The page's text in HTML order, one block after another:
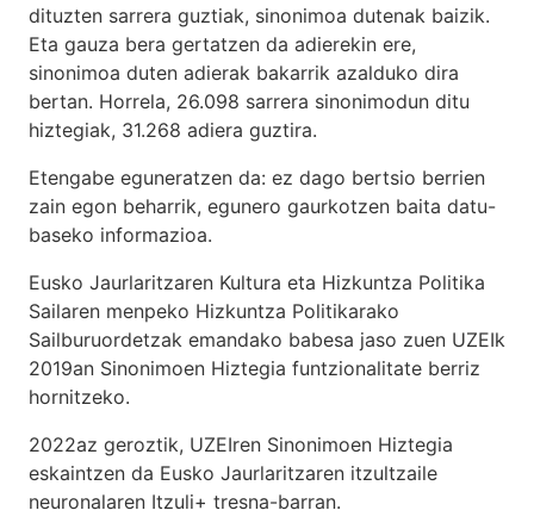
dituzten sarrera guztiak, sinonimoa dutenak baizik.
Eta gauza bera gertatzen da adierekin ere,
sinonimoa duten adierak bakarrik azalduko dira
bertan. Horrela, 26.098 sarrera sinonimodun ditu
hiztegiak, 31.268 adiera guztira.
Etengabe eguneratzen da: ez dago bertsio berrien
zain egon beharrik, egunero gaurkotzen baita datu-
baseko informazioa.
Eusko Jaurlaritzaren Kultura eta Hizkuntza Politika
Sailaren menpeko Hizkuntza Politikarako
Sailburuordetzak emandako babesa jaso zuen UZEIk
2019an Sinonimoen Hiztegia funtzionalitate berriz
hornitzeko.
2022az geroztik, UZEIren Sinonimoen Hiztegia
eskaintzen da Eusko Jaurlaritzaren itzultzaile
neuronalaren Itzuli+ tresna-barran.